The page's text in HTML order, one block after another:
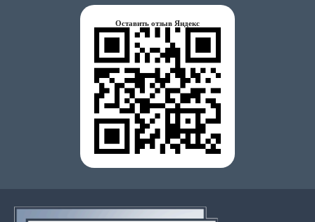
Оставить отзыв Яндекс